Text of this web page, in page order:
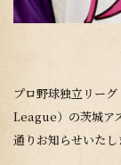
プロ野球独立リー
League）の茨城ア
通りお知らせいたし